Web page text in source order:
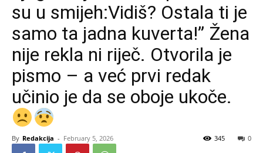
su u smijeh:Vidiš? Ostala ti je
samo ta jadna kuverta!” Žena
nije rekla ni riječ. Otvorila je
pismo – a već prvi redak
učinio je da se oboje ukoče.
By Redakcija - February 5, 2026 0
345